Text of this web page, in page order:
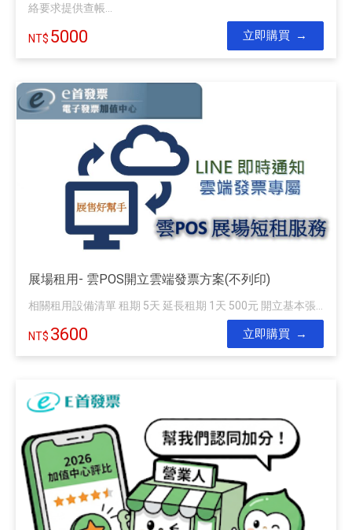
絡要求提供查帳...
5000 立即購買
展場租用- 雲POS開立雲端發票方案(不列印)
相關租用設備清單 租期 5天 延長租期 1天 500元 開立基本張...
3600 立即購買